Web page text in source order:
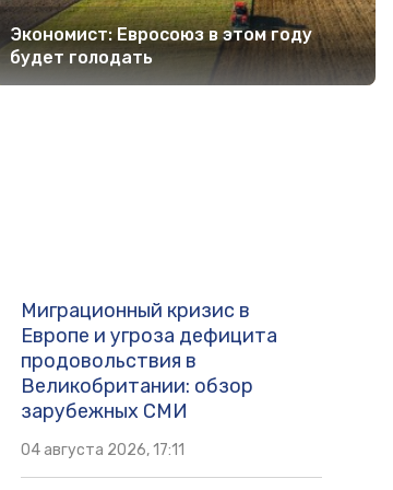
Экономист: Евросоюз в этом году
будет голодать
Миграционный кризис в
Европе и угроза дефицита
продовольствия в
Великобритании: обзор
зарубежных СМИ
04 августа 2026, 17:11